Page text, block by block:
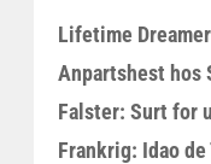
Lifetime
Anpartshest hos
Falster: Surt for
Frankrig: Idao